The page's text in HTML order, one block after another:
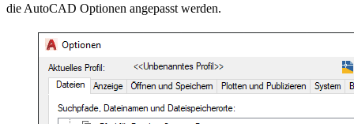
die AutoCAD Optionen angepasst werden.